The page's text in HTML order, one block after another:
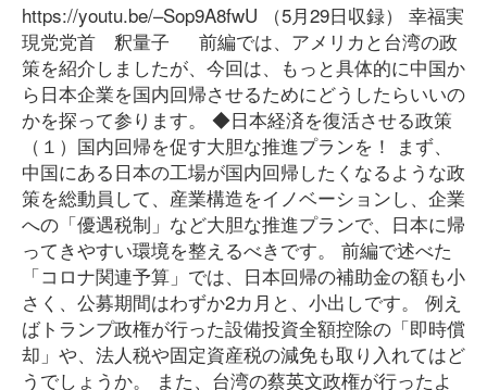
https://youtu.be/–Sop9A8fwU （5月29日収録） 幸福実
現党党首 釈量子 前編では、アメリカと台湾の政
策を紹介しましたが、今回は、もっと具体的に中国か
ら日本企業を国内回帰させるためにどうしたらいいの
かを探って参ります。 ◆日本経済を復活させる政策
（１）国内回帰を促す大胆な推進プランを！ まず、
中国にある日本の工場が国内回帰したくなるような政
策を総動員して、産業構造をイノベーションし、企業
への「優遇税制」など大胆な推進プランで、日本に帰
ってきやすい環境を整えるべきです。 前編で述べた
「コロナ関連予算」では、日本回帰の補助金の額も小
さく、公募期間はわずか2カ月と、小出しです。 例え
ばトランプ政権が行った設備投資全額控除の「即時償
却」や、法人税や固定資産税の減免も取り入れてはど
うでしょうか。 また、台湾の蔡英文政権が行ったよ